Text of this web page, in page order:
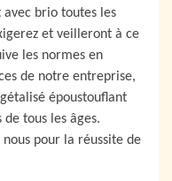
avec brio toutes les
et veilleront à ce
les normes en
de notre entreprise,
époustouflant
tous les âges.
nous pour la réussite de